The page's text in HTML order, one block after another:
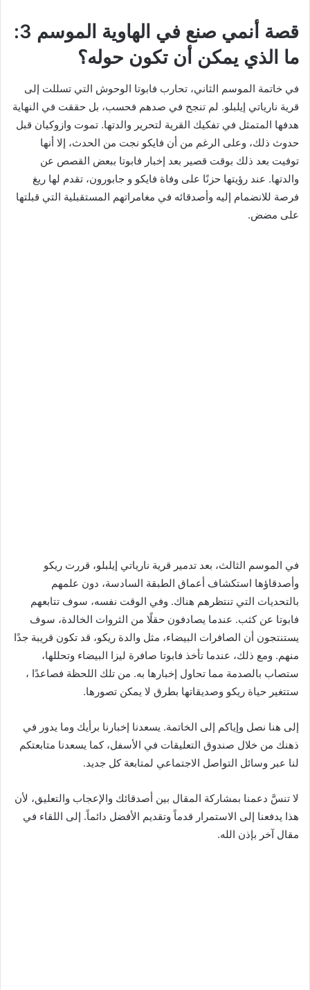
قصة أنمي صنع في الهاوية الموسم 3:
ما الذي يمكن أن تكون حوله؟
في خاتمة الموسم الثاني، تحارب فابوتا الوحوش التي تسللت إلى
قرية نارياتي إيلبلو. لم تنجح في صدهم فحسب، بل حققت في النهاية
هدفها المتمثل في تفكيك القرية لتحرير والدتها. تموت وازوكيان قبل
حدوث ذلك، وعلى الرغم من أن فايكو نجت من الحدث، إلا أنها
توفيت بعد ذلك بوقت قصير بعد إخبار فابوتا ببعض القصص عن
والدتها. عند رؤيتها حزنًا على وفاة فايكو و جابورون، تقدم لها ريغ
فرصة للانضمام إليه وأصدقائه في مغامراتهم المستقبلية التي قبلتها
على مضض.
في الموسم الثالث، بعد تدمير قرية نارياتي إيلبلو، قررت ريكو
وأصدقاؤها استكشاف أعماق الطبقة السادسة، دون علمهم
بالتحديات التي تنتظرهم هناك. وفي الوقت نفسه، سوف تتابعهم
فابوتا عن كثب. عندما يصادفون حقلًا من الثروات الخالدة، سوف
يستنتجون أن الصافرات البيضاء، مثل والدة ريكو، قد تكون قريبة جدًا
منهم. ومع ذلك، عندما تأخذ فابوتا صافرة ليزا البيضاء وتحللها،
ستصاب بالصدمة مما تحاول إخبارها به. من تلك اللحظة فصاعدًا ،
ستتغير حياة ريكو وصديقاتها بطرق لا يمكن تصورها.
إلى هنا نصل وإياكم إلى الخاتمة. يسعدنا إخبارنا برأيك وما يدور في
ذهنك من خلال صندوق التعليقات في الأسفل، كما يسعدنا متابعتكم
لنا عبر وسائل التواصل الاجتماعي لمتابعة كل جديد.
لا تنسَّ دعمنا بمشاركة المقال بين أصدقائك والإعجاب والتعليق، لأن
هذا يدفعنا إلى الاستمرار قدماً وتقديم الأفضل دائماً. إلى اللقاء في
مقال آخر بإذن الله.